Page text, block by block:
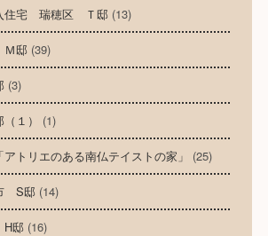
住宅 瑞穂区 Ｔ邸(13)
邸(39)
(3)
１） (1)
リエのある南仏テイストの家」 (25)
S邸(14)
邸(16)